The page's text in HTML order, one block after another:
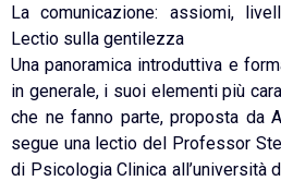
La comunicazione: assiomi,
Lectio sulla gentilezza
Una panoramica introduttiva e
in generale, i suoi elementi più
che ne fanno parte, proposta da
segue una lectio del Professor
di Psicologia Clinica all’università